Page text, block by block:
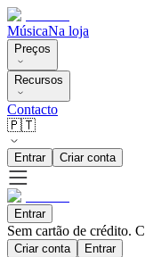
MúsicaNa loja
Preços
Recursos
Contacto
🇵🇹
Entrar Criar conta
Entrar
Sem cartão de crédito.
Criar conta Entrar